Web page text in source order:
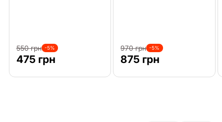
550 грн -5%
475 грн
970 грн -5%
875 грн